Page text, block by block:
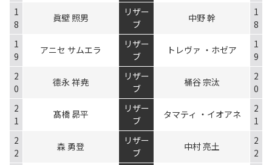
1
8
眞壁 照男
リザー
ブ
中野 幹
1
8
1
9
アニセ サムエラ
リザー
ブ
トレヴァ ・ホゼア
1
9
2
0
德永 祥尭
リザー
ブ
桶谷 宗汰
2
0
2
1
髙橋 昴平
リザー
ブ
タマティ ・イオアネ
2
1
2
2
森 勇登
リザー
ブ
中村 亮土
2
2